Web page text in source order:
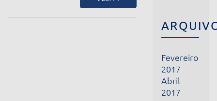
Fevereiro
2017
2017
Maio
2017
Junho
2017